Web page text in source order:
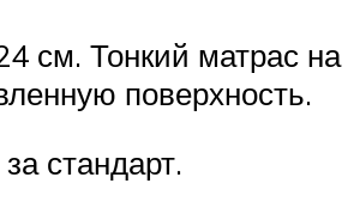
Тонкий матрас на
поверхность.
стандарт.